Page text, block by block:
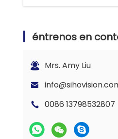
éntrenos en
Mrs. Amy Liu
0086 13798532807